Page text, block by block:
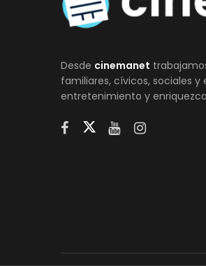
Desde cinemanet
familiares, cívicos, sociales
entretenimiento y